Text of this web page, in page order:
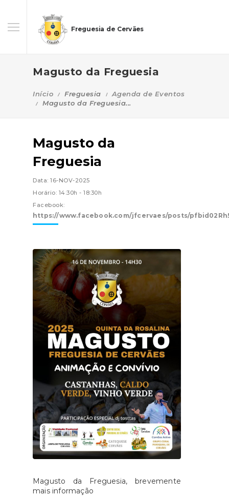
Freguesia de Cervães
Magusto da Freguesia
Início Freguesia
Agenda de Eventos
Magusto da Freguesia...
Magusto da
Freguesia
Data: 16-NOV-2025
Horário: 14:30h - 18:30h
Facebook:
https://www.facebook.com/jfcervaes/posts/
Magusto da Freguesia, brevemente
mais informação